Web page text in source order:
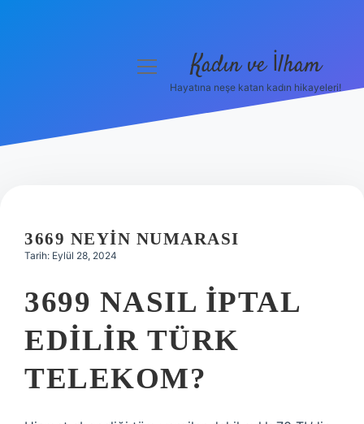
Hakkımızda
menüyü
Kadın ve İlham
Hayatına neşe katan kadın hikayeleri!
3669 NEYIN NUMARASI
Tarih: Eylül 28, 2024
3699 NASIL IPTAL
EDILIR TÜRK
TELEKOM?